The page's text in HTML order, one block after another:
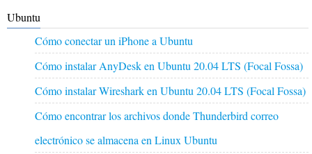
Ubuntu
Cómo conectar un iPhone a Ubuntu
Cómo instalar AnyDesk en Ubuntu 20.04 LTS (Focal Fossa)
Cómo instalar Wireshark en Ubuntu 20.04 LTS (Focal Fossa)
Cómo encontrar los archivos donde Thunderbird correo
electrónico se almacena en Linux Ubuntu